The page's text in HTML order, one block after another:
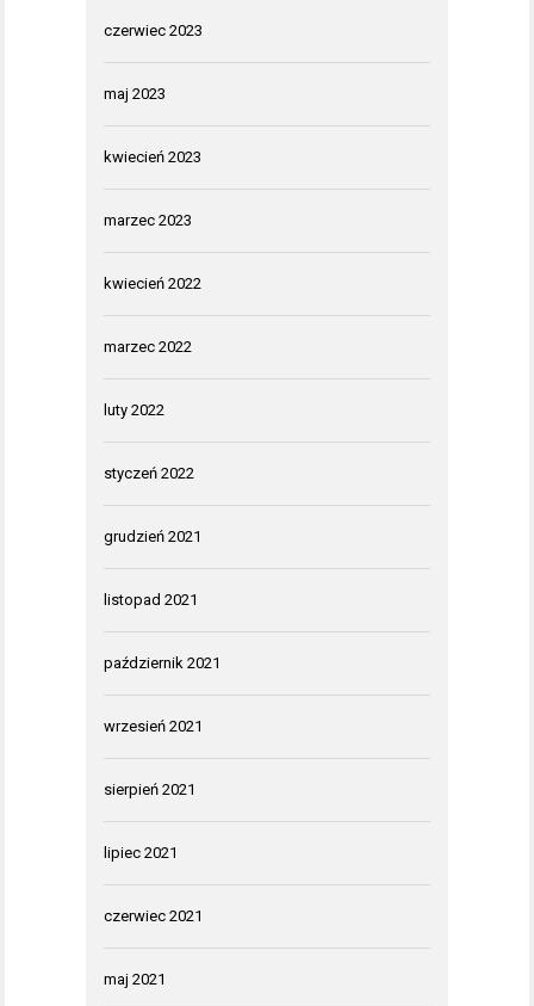
czerwiec 2023
maj 2023
kwiecień 2023
marzec 2023
kwiecień 2022
marzec 2022
luty 2022
styczeń 2022
grudzień 2021
listopad 2021
październik 2021
wrzesień 2021
sierpień 2021
lipiec 2021
czerwiec 2021
maj 2021